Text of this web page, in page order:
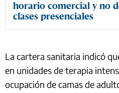
horario comercial y no
clases presenciales
La cartera sanitaria indicó
en unidades de terapia
ocupación de camas de